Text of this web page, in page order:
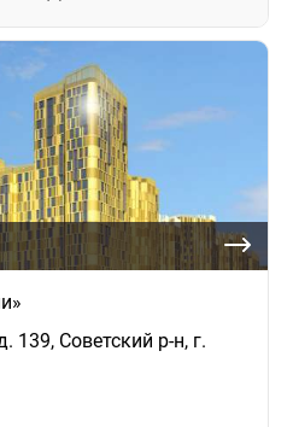
139, Советский р-н, г.